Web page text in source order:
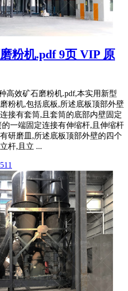
粉机.pdf 9页 VIP 原
高效矿石磨粉机.pdf,本实用新型
粉机,包括底板,所述底板顶部外壁
接有套筒,且套筒的底部内壁固定
一端固定连接有伸缩杆,且伸缩杆
研磨皿,所述底板顶部外壁的四个
杆,且立 ...